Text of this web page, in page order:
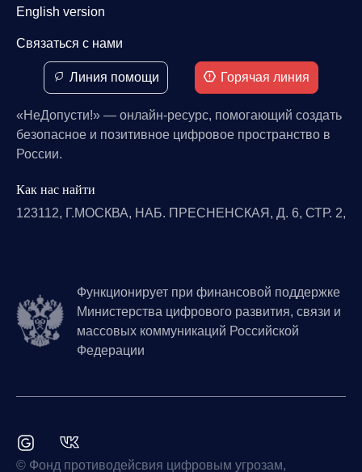
English version
Связаться с нами
Линия помощи Горячая линия
«НеДопусти!» — онлайн-ресурс, помогающий создать
безопасное и позитивное цифровое пространство в
России.
Как нас найти
123112, Г.МОСКВА, НАБ. ПРЕСНЕНСКАЯ, Д. 6, СТР. 2,
Функционирует при финансовой поддержке
Министерства цифрового развития, связи и
массовых коммуникаций Российской
Федерации
© Фонд противодейсвия цифровым угрозам,